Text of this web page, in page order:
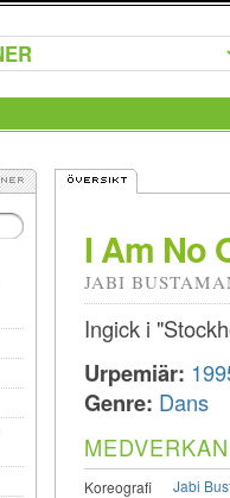
I Am No
JABI
Ingick i
Urpemiär:
Genre: Dans
Koreografi
Jabi